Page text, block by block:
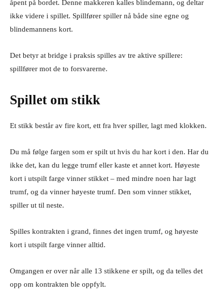
åpent på bordet. Denne makkeren kalles blindemann, og deltar
ikke videre i spillet. Spillfører spiller nå både sine egne og
blindemannens kort.
Det betyr at bridge i praksis spilles av tre aktive spillere:
spillfører mot de to forsvarerne.
Spillet om stikk
Et stikk består av fire kort, ett fra hver spiller, lagt med klokken.
Du må følge fargen som er spilt ut hvis du har kort i den. Har du
ikke det, kan du legge trumf eller kaste et annet kort. Høyeste
kort i utspilt farge vinner stikket – med mindre noen har lagt
trumf, og da vinner høyeste trumf. Den som vinner stikket,
spiller ut til neste.
Spilles kontrakten i grand, finnes det ingen trumf, og høyeste
kort i utspilt farge vinner alltid.
Omgangen er over når alle 13 stikkene er spilt, og da telles det
opp om kontrakten ble oppfylt.